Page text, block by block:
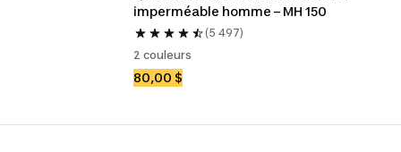
imperméable homme – MH 150
(5 497)
2 couleurs
80,00 $